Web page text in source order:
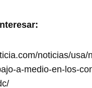
noticias/usa/
a-medio-en-los-